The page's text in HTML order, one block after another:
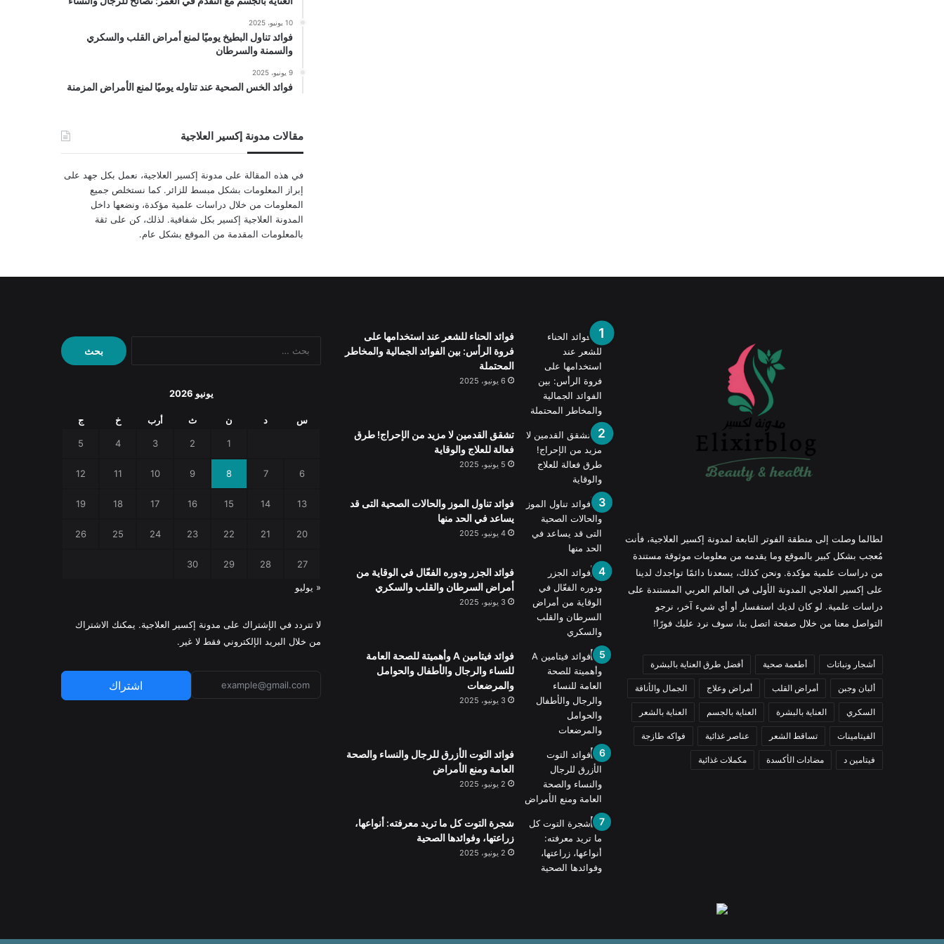
10 يونيو، 2025
فوائد تناول البطيخ يوميًا لمنع أمراض القلب والسكري
والسمنة والسرطان
9 يونيو، 2025
فوائد الخس الصحية عند تناوله يوميًا لمنع الأمراض المزمنة
مقالات مدونة إكسير العلاجية
في هذه المقالة على مدونة إكسير العلاجية، نعمل بكل جهد على
إبراز المعلومات بشكل مبسط للزائر. كما نستخلص جميع
المعلومات من خلال دراسات علمية مؤكدة، ونضعها داخل
المدونة العلاجية إكسير بكل شفافية. لذلك، كن على ثقة
بالمعلومات المقدمة من الموقع بشكل عام.
لطالما وصلت إلى منطقة الفوتر التابعة لمدونة إكسير العلاجية، فأنت
مُعجب بشكل كبير بالموقع وما يقدمه من معلومات موثوقة مستندة
من دراسات علمية مؤكدة. ونحن كذلك، يسعدنا دائمًا تواجدك لدينا
على إكسير العلاجي المدونة الأولى في العالم العربي المستندة على
دراسات علمية. لو كان لديك استفسار أو أي شيء آخر، نرجو
التواصل معنا من خلال صفحة اتصل بنا، سوف نرد عليك فورًا!
أشجار ونباتات أطعمة صحية أفضل طرق العناية بالبشرة
ألبان وجبن أمراض القلب أمراض وعلاج الجمال والأناقة
السكري العناية بالبشرة العناية بالجسم العناية بالشعر
الفيتامينات تساقط الشعر عناصر غذائية فواكه طازجة
فيتامين د مضادات الأكسدة مكملات غذائية
فوائد الحناء للشعر عند استخدامها على
فروة الرأس: بين الفوائد الجمالية والمخاطر
المحتملة
6 يونيو، 2025
تشقق القدمين لا مزيد من الإحراج! طرق
فعالة للعلاج والوقاية
5 يونيو، 2025
فوائد تناول الموز والحالات الصحية التى قد
يساعد في الحد منها
4 يونيو، 2025
فوائد الجزر ودوره الفعّال في الوقاية من
أمراض السرطان والقلب والسكري
3 يونيو، 2025
فوائد فيتامين A وأهميتة للصحة العامة
للنساء والرجال والأطفال والحوامل
والمرضعات
3 يونيو، 2025
فوائد التوت الأزرق للرجال والنساء والصحة
العامة ومنع الأمراض
2 يونيو، 2025
شجرة التوت كل ما تريد معرفته: أنواعها،
زراعتها، وفوائدها الصحية
2 يونيو، 2025
البحث
عن:
يونيو 2026
س د ن ث أرب خ ج
1
2
3
4
5
6
7
8
9
10
11
12
13
14
15
16
17
18
19
20
21
22
23
24
25
26
27
28
29
30
« يوليو
لا تتردد في الإشتراك على مدونة إكسير العلاجية. يمكنك الاشتراك
من خلال البريد الإلكتروني فقط لا غير.
اشتراك